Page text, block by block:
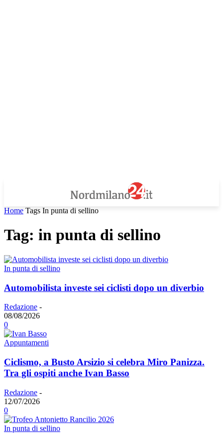
Home Tags In punta di sellino
Tag: in punta di sellino
In punta di sellino
Automobilista investe sei ciclisti dopo un diverbio
Redazione -
08/08/2026
0
Appuntamenti
Ciclismo, a Busto Arsizio si celebra Miro Panizza.
Tra gli ospiti anche Ivan Basso
Redazione -
12/07/2026
0
In punta di sellino